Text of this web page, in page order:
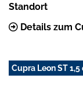
Standort
Details zum
Cupra Leon ST 1,5